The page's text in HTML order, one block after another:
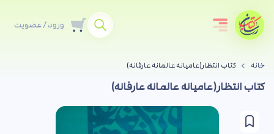
ورود / عضویت
خانه کتاب انتظار(عامیانه عالمانه عارفانه)
کتاب انتظار(عامیانه عالمانه عارفانه)